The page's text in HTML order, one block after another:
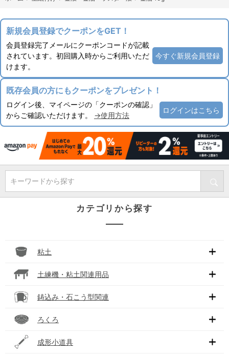
新規会員登録でクーポンをGET！
会員登録完了メールにクーポンコードが記載
されています。初回購入時からご利用いただ
けます。
今すぐ新規会員登録
既存会員の方にもクーポンをプレゼント！
ログイン後、マイページの「クーポンの確認」
からご確認いただけます。 →使用方法
ログインはこちら
キーワードから探す
カテゴリから探す
粘土
土練機・粘土関連用品
鋳込み・石こう型関連
ろくろ
成形小道具